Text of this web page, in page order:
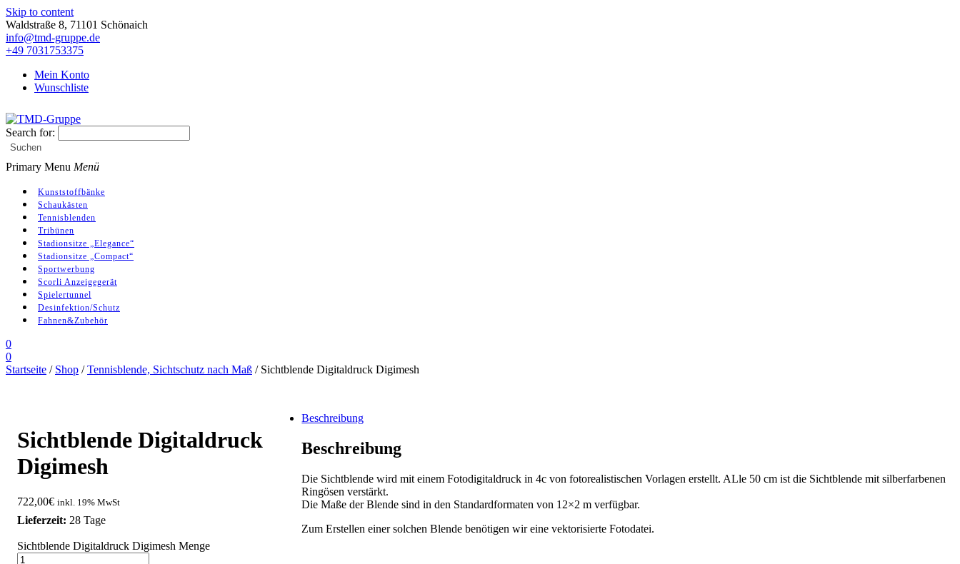
Skip to content
Waldstraße 8, 71101 Schönaich
info@tmd-gruppe.de
+49 7031753375
Mein Konto
Wunschliste
TMD-Gruppe
Search for:
Suchen
Primary Menu Menü
Kunststoffbänke
Schaukästen
Tennisblenden
Tribünen
Stadionsitze „Elegance“
Stadionsitze „Compact“
Sportwerbung
Scorli Anzeigegerät
Spielertunnel
Desinfektion/Schutz
Fahnen&Zubehör
0
0
Startseite / Shop /Tennisblende, Sichtschutz nach Maß / Sichtblende Digitaldruck Digimesh
Sichtblende Digitaldruck
Digimesh
722,00€ inkl. 19% MwSt
Lieferzeit: 28 Tage
Sichtblende Digitaldruck Digimesh Menge
Beschreibung
Beschreibung
Die Sichtblende wird mit einem Fotodigitaldruck in 4c von fotorealistischen Vorlagen erstellt. ALle 50 cm ist die Sichtblende mit silberfarbenen
Ringösen verstärkt.
Die Maße der Blende sind in den Standardformaten von 12×2 m verfügbar.
Zum Erstellen einer solchen Blende benötigen wir eine vektorisierte Fotodatei.